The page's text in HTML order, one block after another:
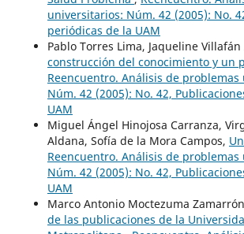
universitarios: Núm. 42 (2005): No.
periódicas de la UAM
Pablo Torres Lima, Jaqueline
construcción del conocimiento y un
Reencuentro. Análisis de
Núm. 42 (2005): No. 42,
UAM
Miguel Ángel Hinojosa Carranza,
Aldana, Sofía de la Mora Campos,
Reencuentro. Análisis de
Núm. 42 (2005): No. 42,
UAM
Marco Antonio Moctezuma
de las publicaciones de la